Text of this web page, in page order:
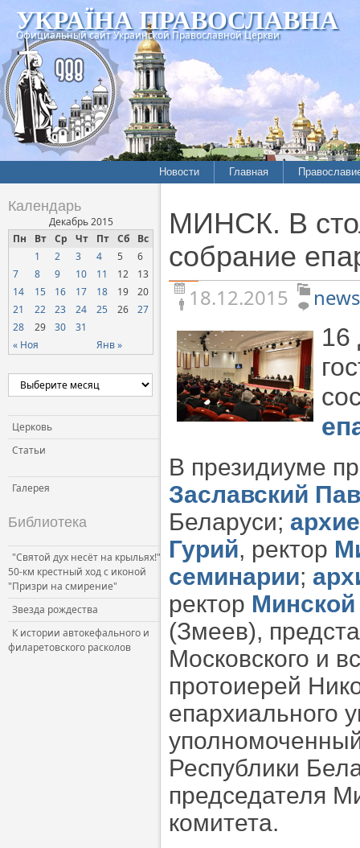
УКРАЇНА ПРАВОСЛАВНА
Официальный сайт Украинской Православной Церкви
Новости
Межконфессиональные
отношения
Нарушения прав
верующих
Официальная хроника
СОЦИАЛЬНОЕ
СЛУЖЕНИЕ
Церковь и власть
Церковь и общество
Церковь и СМИ
Главная
История
Хроники
Календарь
Декабрь 2015
Пн
Вт Ср Чт Пт Сб Вс
« Ноя Янв »
1 2 3 4 5
6
7
8 9 10 11 12
13
14
15 16 17 18 19
20
21
22 23 24 25 26
27
28
29 30 31
Церковь
Статьи
Галерея
Библиотека
"Святой дух несёт на крыльях!"
50-км крестный ход с иконой
"Призри на смирение"
Звезда рождества
К истории автокефального и
филаретовского расколов
МИНСК. В
собрание
18.12.2015 news
16
В президиуме
Заславский
Беларуси;
Гурий, ректор
семинарии;
ректор
(Змеев),
Московского и
протоиерей
епархиального
Республики
председателя
комитета.